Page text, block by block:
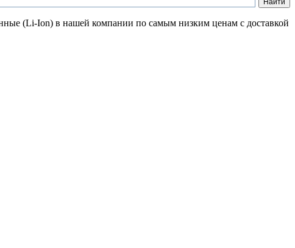
(Li-Ion) в нашей компании по самым низким ценам с доставкой